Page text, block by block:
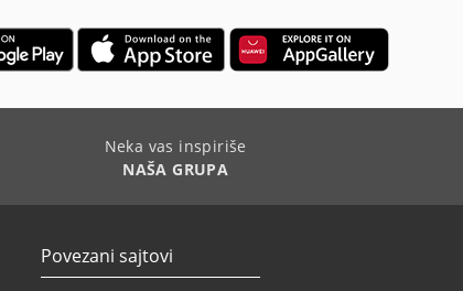
Neka vas inspiriše
NAŠA GRUPA
Povezani sajtovi